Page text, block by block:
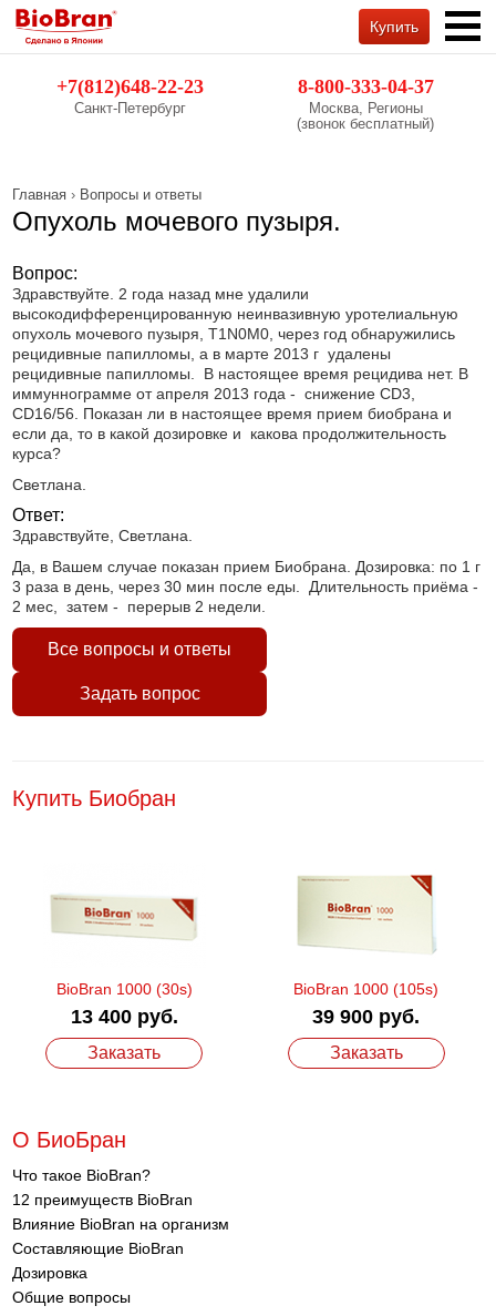
+7(812)648-22-23
Санкт-Петербург
8-800-333-04-37
Москва, Регионы
(звонок бесплатный)
Купить
Главная › Вопросы и ответы
Опухоль мочевого пузыря.
Вопрос:
Здравствуйте. 2 года назад мне удалили
высокодифференцированную неинвазивную уротелиальную
опухоль мочевого пузыря, T1N0M0, через год обнаружились
рецидивные папилломы, а в марте 2013 г удалены
рецидивные папилломы. В настоящее время рецидива нет. В
иммуннограмме от апреля 2013 года - снижение CD3,
CD16/56. Показан ли в настоящее время прием биобрана и
если да, то в какой дозировке и какова продолжительность
курса?
Светлана.
Ответ:
Здравствуйте, Светлана.
Да, в Вашем случае показан прием Биобрана. Дозировка: по 1 г
3 раза в день, через 30 мин после еды. Длительность приёма -
2 мес, затем - перерыв 2 недели.
Все вопросы и ответы
Задать вопрос
Купить Биобран
BioBran 1000 (30s)
13 400 руб.
Заказать
BioBran 1000 (105s)
39 900 руб.
Заказать
О БиоБран
Что такое BioBran?
12 преимуществ BioBran
Влияние BioBran на организм
Составляющие BioBran
Дозировка
Общие вопросы